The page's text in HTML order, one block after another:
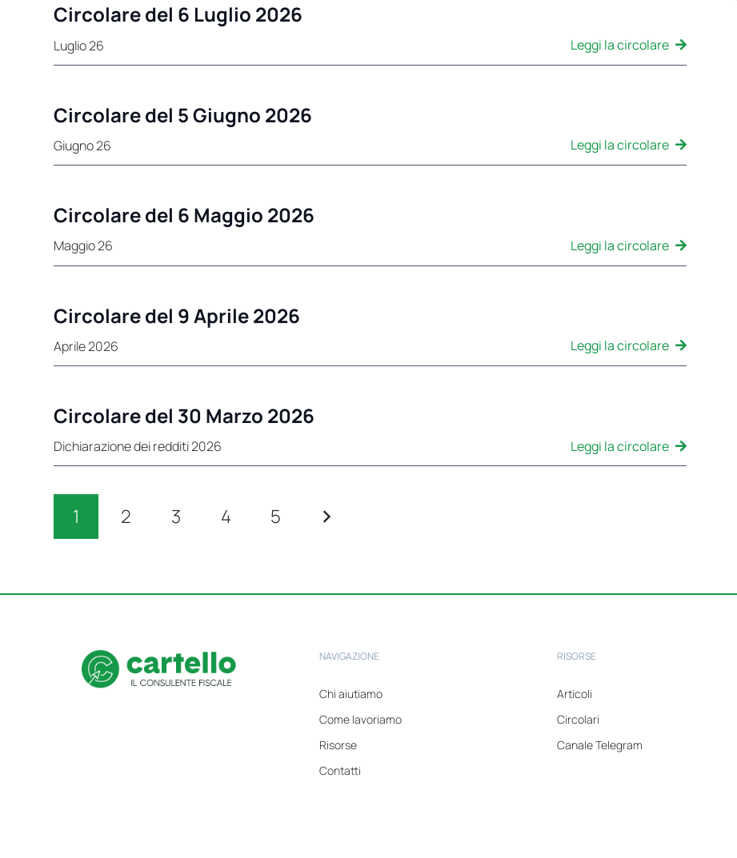
Circolare del 6 Luglio 2026
Luglio 26 Leggi la circolare
Circolare del 5 Giugno 2026
Giugno 26 Leggi la circolare
Circolare del 6 Maggio 2026
Maggio 26 Leggi la circolare
Circolare del 9 Aprile 2026
Aprile 2026 Leggi la circolare
Circolare del 30 Marzo 2026
Dichiarazione dei redditi 2026 Leggi la circolare
1 2 3 4 5
NAVIGAZIONE
Chi aiutiamo
Come lavoriamo
Risorse
Contatti
RISORSE
Articoli
Circolari
Canale Telegram